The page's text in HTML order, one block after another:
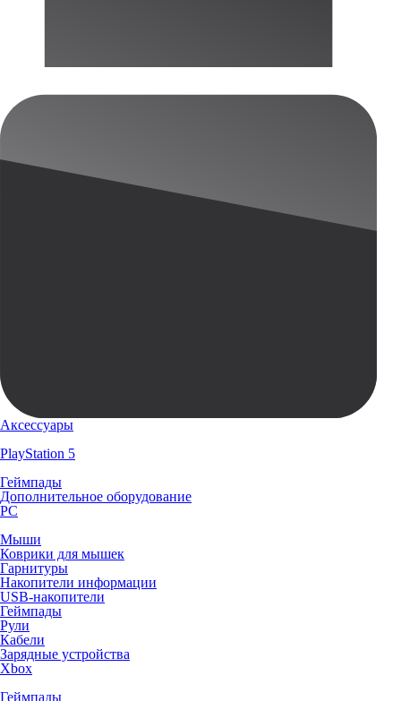
Аксессуары
PlayStation 5
Геймпады
Дополнительное оборудование
PC
Мыши
Коврики для мышек
Гарнитуры
Накопители информации
USB-накопители
Геймпады
Рули
Кабели
Зарядные устройства
Xbox
Геймпады